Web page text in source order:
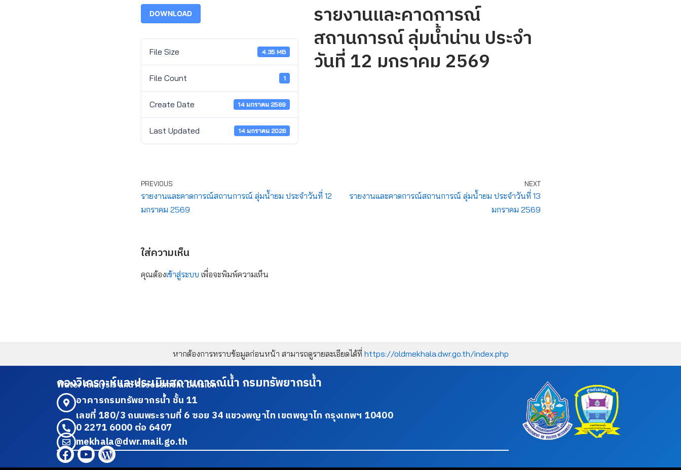
DOWNLOAD
File Size 4.35 MB
File Count 1
Create Date 14 มกราคม 2569
Last Updated 14 มกราคม 2026
รายงานและคาดการณ์
สถานการณ์ ลุ่มน้ำน่าน ประจำ
วันที่ 12 มกราคม 2569
PREVIOUS
รายงานและคาดการณ์สถานการณ์ ลุ่มน้ำยม ประจำวันที่ 12
มกราคม 2569
NEXT
รายงานและคาดการณ์สถานการณ์ ลุ่มน้ำยม ประจำวันที่ 13
มกราคม 2569
ใส่ความเห็น
คุณต้องเข้าสู่ระบบ เพื่อจะพิมพ์ความเห็น
หากต้องการทราบข้อมูลก่อนหน้า สามารถดูรายละเอียดได้ที่ https://oldmekhala.dwr.go.th/index.php
กองวิเคราะห์และประเมินสถานการณ์น้ำ กรมทรัพยากรน้ำ
Water Analysis and Assessment Division
อาคารกรมทรัพยากรน้ำ ชั้น 11
เลขที่ 180/3 ถนนพระรามที่ 6 ซอย 34 แขวงพญาไท เขตพญาไท กรุงเทพฯ 10400
0 2271 6000 ต่อ 6407
mekhala@dwr.mail.go.th